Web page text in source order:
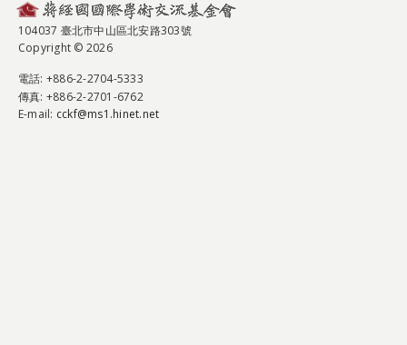
104037 臺北市中山區北安路303號
Copyright © 2026
電話: +886-2-2704-5333
傳真: +886-2-2701-6762
E-mail: cckf@ms1.hinet.net